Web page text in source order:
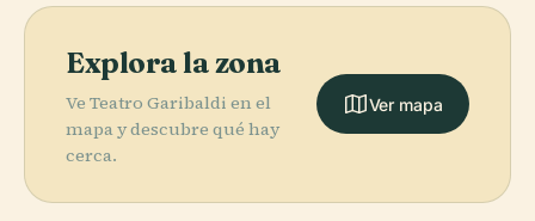
Explora la zona
Ve Teatro Garibaldi en el
mapa y descubre qué hay
cerca.
Ver mapa